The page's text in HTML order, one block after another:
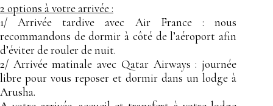
2 options à votre arrivée :
1/ Arrivée tardive avec Air France : nous
recommandons de dormir à côté de l’aéroport afin
d’éviter de rouler de nuit.
2/ Arrivée matinale avec Qatar Airways : journée
libre pour vous reposer et dormir dans un lodge à
Arusha.